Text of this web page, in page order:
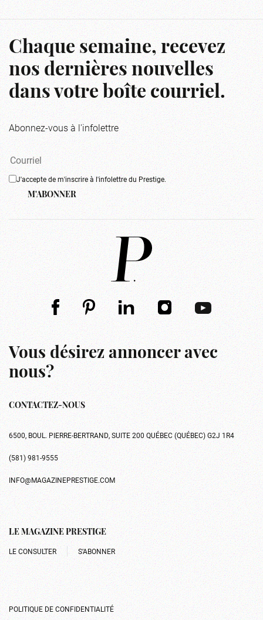
Chaque semaine, recevez
nos dernières nouvelles
dans votre boîte courriel.
Abonnez-vous à l'infolettre
J'accepte de m'inscrire à l'infolettre du Prestige.
M'ABONNER
Vous désirez annoncer avec
nous?
CONTACTEZ-NOUS
6500, BOUL. PIERRE-BERTRAND, SUITE 200 QUÉBEC (QUÉBEC) G2J 1R4
(581) 981-9555
INFO@MAGAZINEPRESTIGE.COM
LE MAGAZINE PRESTIGE
LE CONSULTER S’ABONNER
POLITIQUE DE CONFIDENTIALITÉ